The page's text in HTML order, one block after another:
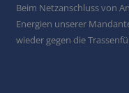
Beim Netzanschluss von
Energien unserer
wieder gegen die